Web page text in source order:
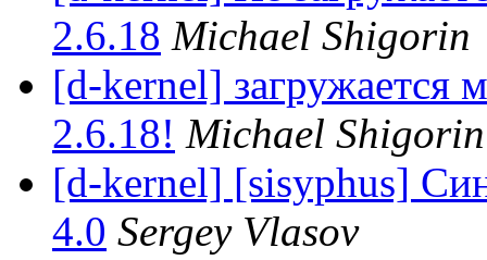
2.6.18 Michael Shigorin
[d-kernel] загружается
2.6.18! Michael Shigorin
[d-kernel] [sisyphus]
4.0 Sergey Vlasov